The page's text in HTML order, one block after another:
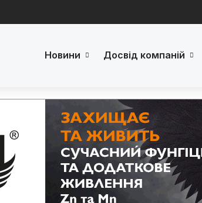
Новини Досвід компаній